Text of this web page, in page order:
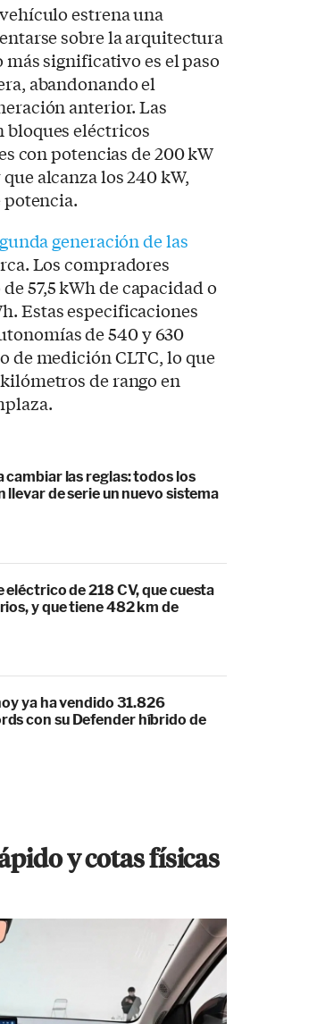
estrena una
sobre la arquitectura
significativo es el paso
abandonando el
anterior. Las
bloques eléctricos
con potencias de 200 kW
alcanza los 240 kW,
potencia.
generación de las
Los compradores
57,5 kWh de capacidad o
Estas especificaciones
de 540 y 630
de medición CLTC, lo que
de rango en
cambiar las reglas: todos los
de serie un nuevo sistema
eléctrico de 218 CV, que cuesta
y que tiene 482 km de
ya ha vendido 31.826
con su Defender híbrido de
y cotas físicas